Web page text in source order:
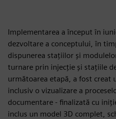
Implementarea a început în
dezvoltare a conceptului, în
dispunerea stațiilor și
turnare prin injecție și stațiile
următoarea etapă, a fost creat
inclusiv o vizualizare a
documentare - finalizată cu
inclus un model 3D complet,